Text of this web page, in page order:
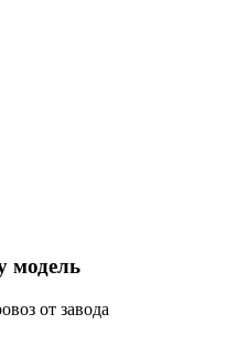
модель